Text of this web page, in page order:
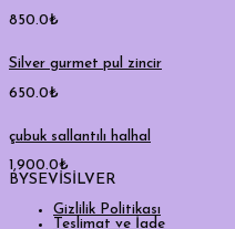
850.0₺
Silver gurmet pul zincir
650.0₺
çubuk sallantılı halhal
1,900.0₺
BYSEVİSİLVER
Gizlilik Politikası
Teslimat ve İade